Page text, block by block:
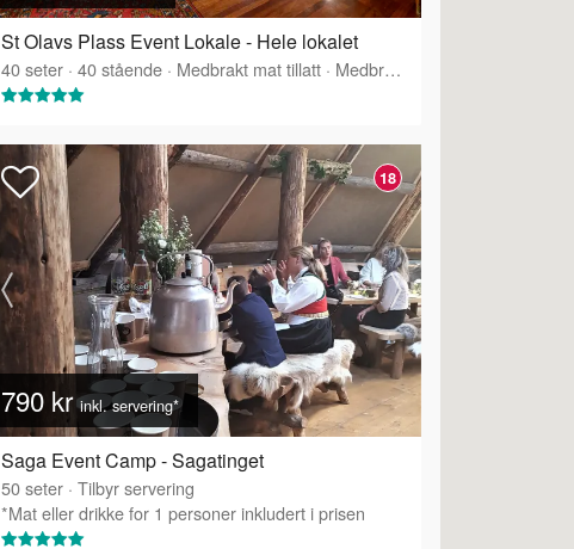
St Olavs Plass Event Lokale - Hele lokalet
40seter · 40stående · Medbrakt mat tillatt · Medbrakt drikke tillatt
18
790 krinkl. servering*
Saga Event Camp - Sagatinget
50seter · Tilbyr servering
*Mat eller drikke for 1 personer inkludert i prisen